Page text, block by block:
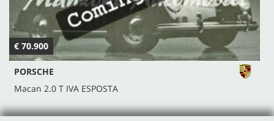
€ 70.900
PORSCHE
Macan 2.0 T IVA ESPOSTA